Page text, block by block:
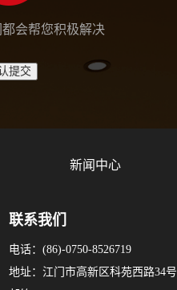
会帮您积极解决
新闻中心
联系我们
电话：(86)-0750-8526719
地址：江门市高新区科苑西路34号